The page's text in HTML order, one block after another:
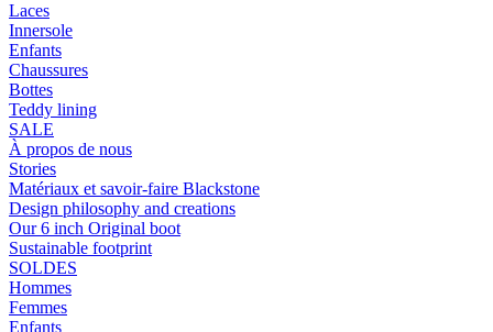
Laces
Innersole
Enfants
Chaussures
Bottes
Teddy lining
SALE
À propos de nous
Stories
Matériaux et savoir-faire Blackstone
Design philosophy and creations
Our 6 inch Original boot
Sustainable footprint
SOLDES
Hommes
Femmes
Enfants